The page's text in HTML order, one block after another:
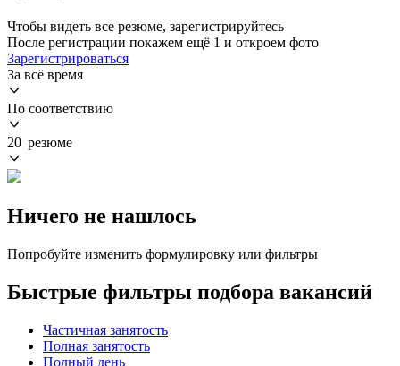
Чтобы видеть все резюме, зарегистрируйтесь
После регистрации покажем ещё 1 и откроем фото
Зарегистрироваться
За всё время
По соответствию
20 резюме
Ничего не нашлось
Попробуйте изменить формулировку или фильтры
Быстрые фильтры подбора вакансий
Частичная занятость
Полная занятость
Полный день